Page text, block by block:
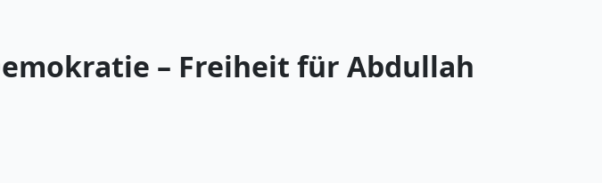
– Freiheit für Abdullah